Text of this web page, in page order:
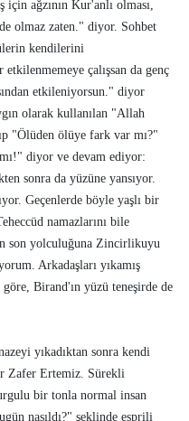
ağzının Kur'anlı olması,
olmaz zaten." diyor. Sohbet
kendilerini
etkilenmemeye çalışsan da genç
etkileniyorsun." diyor
olarak kullanılan "Allah
"Ölüden ölüye fark var mı?"
diyor ve devam ediyor:
sonra da yüzüne yansıyor.
Geçenlerde böyle yaşlı bir
namazlarını bile
son yolculuğuna Zincirlikuyu
Arkadaşları yıkamış
göre, Birand'ın yüzü teneşirde de
yıkadıktan sonra kendi
Zafer Ertemiz. Sürekli
bir tonla normal insan
nasıldı?" şeklinde esprili